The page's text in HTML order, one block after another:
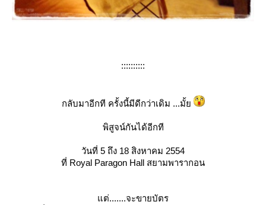
::::::::::
กลับมาอีกที ครั้งนี้มีดีกว่าเดิม ...มั้
พิสูจน์กันได้อีกที
วันที่ 5 ถึง 18 สิงหาคม 2554
ที่ Royal Paragon Hall สยามพารากอน
ต่.......จะขายบัตร